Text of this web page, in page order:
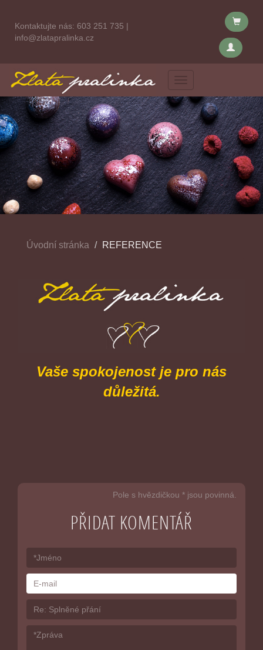
Kontaktujte nás: 603 251 735 |
info@zlatapralinka.cz
Menu
Úvodní stránka REFERENCE
Vaše spokojenost je pro nás
důležitá.
Pole s hvězdičkou * jsou povinná.
PŘIDAT KOMENTÁŘ